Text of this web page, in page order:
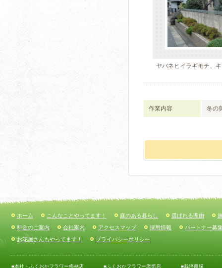
ヤバネヒイラギモチ、
作業内容 冬の
ホーム こんなことやってます！ 庭のある暮らし 選ばれる理由
料金のご案内
会社案内 アクセスマップ 採用情報
パートナー募
お花屋さんもやってます！
プライバシーポリシー
■本社・ふくおかフラワー梅林店 ■ふくおかフラワー老司店 ■栽培農場